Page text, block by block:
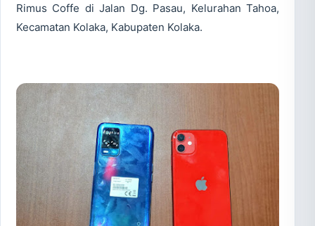
Rimus Coffe di Jalan Dg. Pasau, Kelurahan Tahoa,
Kecamatan Kolaka, Kabupaten Kolaka.